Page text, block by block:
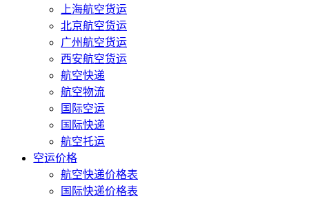
上海航空货运
北京航空货运
广州航空货运
西安航空货运
航空快递
航空物流
国际空运
国际快递
航空托运
空运价格
航空快递价格表
国际快递价格表